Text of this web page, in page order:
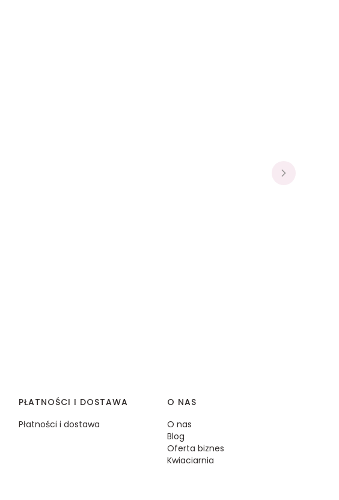
PŁATNOŚCI I DOSTAWA
Płatności i dostawa
O NAS
O nas
Blog
Oferta biznes
Kwiaciarnia